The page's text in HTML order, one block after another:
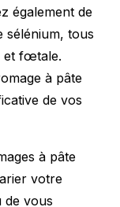
également de
sélénium, tous
et fœtale.
à pâte
de vos
à pâte
votre
de vous